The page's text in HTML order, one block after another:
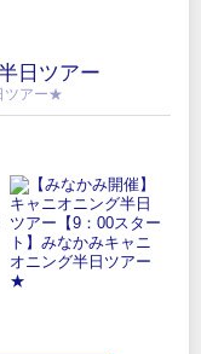
日ツアー
ツアー★